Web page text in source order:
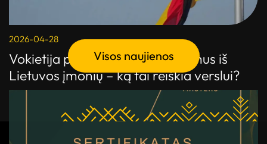
2026-04-28
Vokietija pradėjo GPM išieškojimus iš
Lietuvos įmonių – ką tai reiškia verslui?
Visos naujienos